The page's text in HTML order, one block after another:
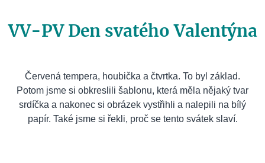
VV-PV Den svatého Valentýna
Červená tempera, houbička a čtvrtka. To byl základ.
Potom jsme si obkreslili šablonu, která měla nějaký tvar
srdíčka a nakonec si obrázek vystřihli a nalepili na bílý
papír. Také jsme si řekli, proč se tento svátek slaví.